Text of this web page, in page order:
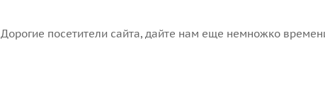
Дорогие посетители сайта, дайте нам еще немножко